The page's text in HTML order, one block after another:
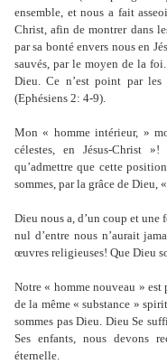
ensemble, et nous a fait
Christ, afin de montrer dans
par sa bonté envers nous en
sauvés, par le moyen de la
Dieu. Ce n’est point par
(Ephésiens 2: 4-9).
Mon « homme intérieur, »
célestes, en Jésus-Christ
qu’admettre que cette
sommes, par la grâce de Dieu,
Dieu nous a, d’un coup et
nul d’entre nous n’aurait
œuvres religieuses! Que Dieu
Notre « homme nouveau »
de la même « substance »
sommes pas Dieu. Dieu Se
Ses enfants, nous devons
éternelle.